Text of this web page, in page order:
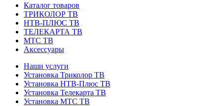
Каталог товаров
ТРИКОЛОР ТВ
НТВ-ПЛЮС ТВ
ТЕЛЕКАРТА ТВ
МТС ТВ
Аксессуары
Наши услуги
Установка Триколор ТВ
Установка НТВ-Плюс ТВ
Установка Телекарта ТВ
Установка МТС ТВ